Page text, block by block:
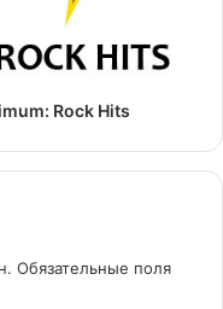
Rock Hits
Обязательные поля